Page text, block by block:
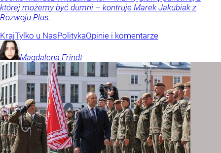
której możemy być dumni – kontruje Marek Jakubiak z
Rozwoju Plus.
KrajTylko u NasPolitykaOpinie i komentarze
Magdalena Frindt